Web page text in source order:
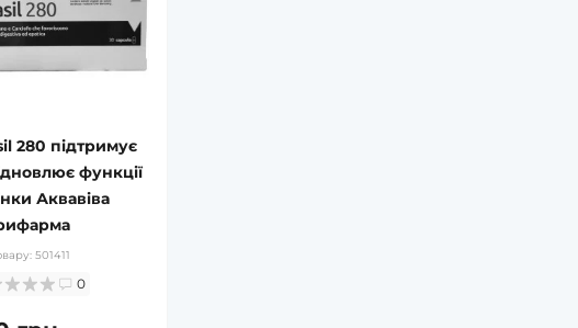
280 підтримує
функції
Аквавіва
501411
0